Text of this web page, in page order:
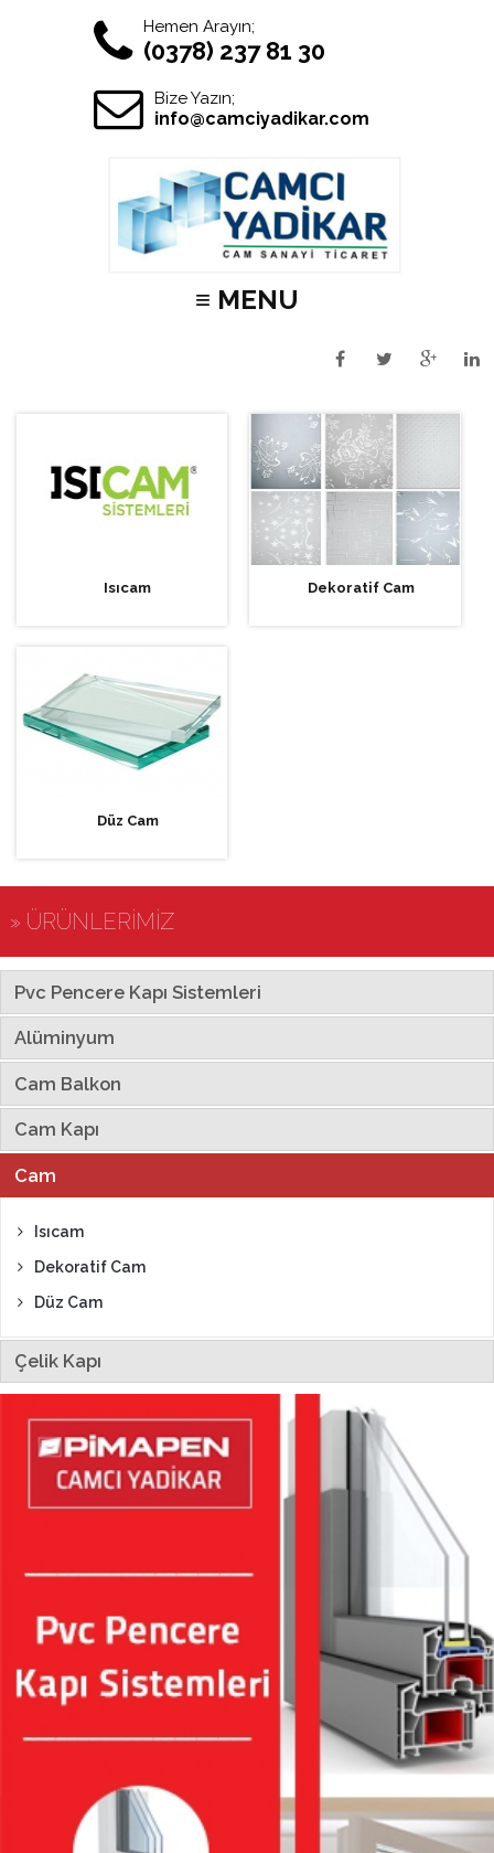
Hemen Arayın;
(0378) 237 81 30
Bize Yazın;
info@camciyadikar.com
≡ MENU
Isıcam Dekoratif Cam
Düz Cam
» ÜRÜNLERİMİZ
Pvc Pencere Kapı Sistemleri
Alüminyum
Cam Balkon
Cam Kapı
Cam
Isıcam
Dekoratif Cam
Düz Cam
Çelik Kapı